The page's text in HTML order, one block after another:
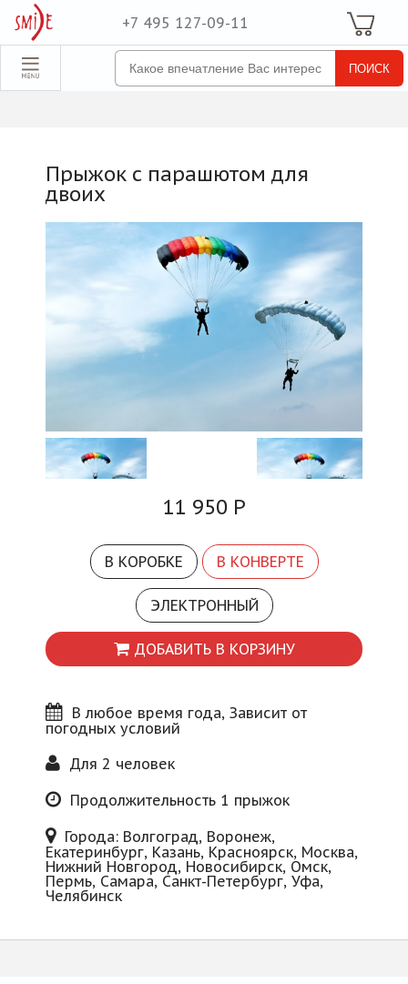
Для неё
набор
Для двоих
компании
наборы
+7 495 127-09-11 Ваша Корзина
Прыжок с парашютом для
двоих
11 950 Р
В КОРОБКЕ В КОНВЕРТЕ
ЭЛЕКТРОННЫЙ
ДОБАВИТЬ В КОРЗИНУ
В любое время года, Зависит от
погодных условий
Для 2 человек
Продолжительность 1 прыжок
Города: Волгоград, Воронеж,
Екатеринбург, Казань, Красноярск, Москва,
Нижний Новгород, Новосибирск, Омск,
Пермь, Самара, Санкт-Петербург, Уфа,
Челябинск